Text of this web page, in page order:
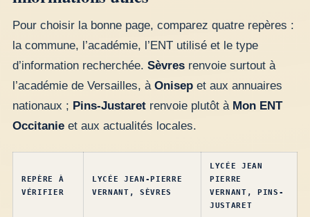
Pour choisir la bonne page, comparez quatre repères :
la commune, l’académie, l’ENT utilisé et le type
d’information recherchée. Sèvres renvoie surtout à
l’académie de Versailles, à Onisep et aux annuaires
nationaux ; Pins-Justaret renvoie plutôt à Mon ENT
Occitanie et aux actualités locales.
REPÈRE À
VÉRIFIER
LYCÉE JEAN-PIERRE
VERNANT, SÈVRES
LYCÉE JEAN
PIERRE
VERNANT, PINS-
JUSTARET